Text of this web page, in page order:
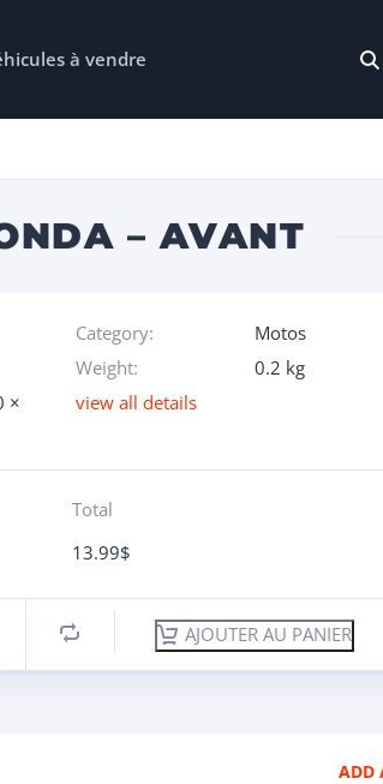
à vendre
– AVANT
Category:
Motos
Weight:
0.2 kg
×
view all details
Total
13.99$
AJOUTER AU PANIER
ADD